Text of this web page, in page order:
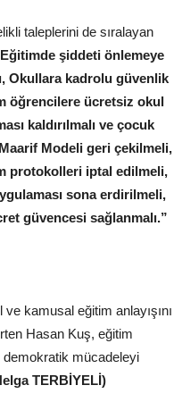
taleplerini de sıralayan
Eğitimde şiddeti önlemeye
Okullara kadrolu güvenlik
öğrencilere ücretsiz okul
kaldırılmalı ve çocuk
Modeli geri çekilmeli,
protokolleri iptal edilmeli,
sona erdirilmeli,
güvencesi sağlanmalı.”
kamusal eğitim anlayışını
Hasan Kuş, eğitim
mücadeleyi
TERBİYELİ)